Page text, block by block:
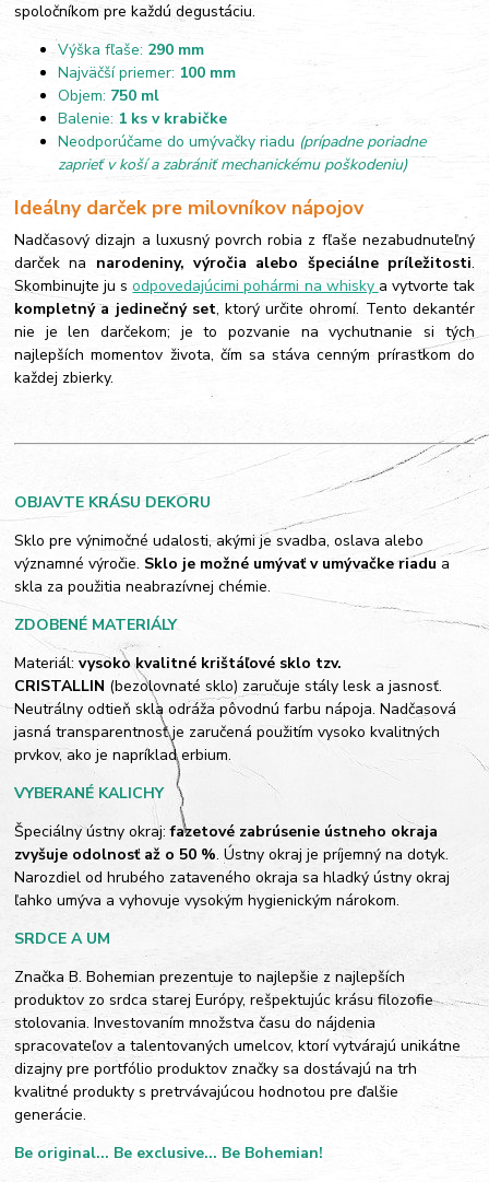
spoločníkom pre každú degustáciu.
Výška fľaše: 290 mm
Najväčší priemer: 100 mm
Objem: 750 ml
Balenie: 1 ks v krabičke
Neodporúčame do umývačky riadu (prípadne poriadne
zaprieť v koší a zabrániť mechanickému poškodeniu)
Ideálny darček pre milovníkov nápojov
Nadčasový dizajn a luxusný povrch robia z fľaše nezabudnuteľný
darček na narodeniny, výročia alebo špeciálne príležitosti.
Skombinujte ju sodpovedajúcimi pohármi na whisky a vytvorte tak
kompletný a jedinečný set, ktorý určite ohromí. Tento dekantér
nie je len darčekom; je to pozvanie na vychutnanie si tých
najlepších momentov života, čím sa stáva cenným prírastkom do
každej zbierky.
OBJAVTE KRÁSU DEKORU
Sklo pre výnimočné udalosti, akými je svadba, oslava alebo
významné výročie. Sklo je možné umývať v umývačke riadu a
skla za použitia neabrazívnej chémie.
ZDOBENÉ MATERIÁLY
Materiál:vysoko kvalitné krištáľové sklo tzv.
CRISTALLIN (bezolovnaté sklo) zaručuje stály lesk a jasnosť.
Neutrálny odtieň skla odráža pôvodnú farbu nápoja. Nadčasová
jasná transparentnosť je zaručená použitím vysoko kvalitných
prvkov, ako je napríklad erbium.
VYBERANÉ KALICHY
Špeciálny ústny okraj:fazetové zabrúsenie ústneho okraja
zvyšuje odolnosť až o 50 %. Ústny okraj je príjemný na dotyk.
Narozdiel od hrubého zataveného okraja sa hladký ústny okraj
ľahko umýva a vyhovuje vysokým hygienickým nárokom.
SRDCE A UM
Značka B. Bohemian prezentuje to najlepšie z najlepších
produktov zo srdca starej Európy, rešpektujúc krásu filozofie
stolovania. Investovaním množstva času do nájdenia
spracovateľov a talentovaných umelcov, ktorí vytvárajú unikátne
dizajny pre portfólio produktov značky sa dostávajú na trh
kvalitné produkty s pretrvávajúcou hodnotou pre ďalšie
generácie.
Be original... Be exclusive... Be Bohemian!